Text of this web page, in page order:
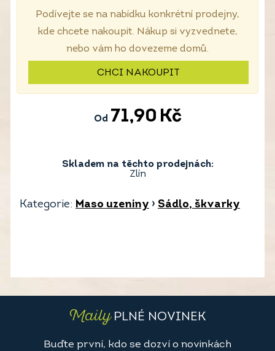
Podívejte se na nabídku konkrétní prodejny,
kde chcete nakoupit. Nákup si vyzvednete,
nebo vám ho dovezeme domů.
CHCI NAKOUPIT
Od 71,90 Kč
Skladem na těchto prodejnách:
Zlín
Kategorie: Maso uzeniny › Sádlo, škvarky
MailyPLNÉ NOVINEK
Buďte první, kdo se dozví o novinkách